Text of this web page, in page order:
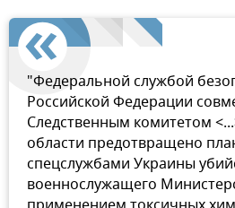
"Федеральной службой
Российской Федерации
Следственным комитетом
области предотвращено
спецслужбами Украины
военнослужащего